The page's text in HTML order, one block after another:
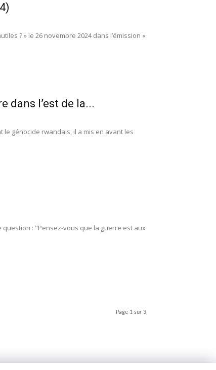
? » le 26 novembre 2024 dans l’émission «
dans l’est de la...
le génocide rwandais, il a mis en avant les
question : "Pensez-vous que la guerre est aux
Page 1 sur 3